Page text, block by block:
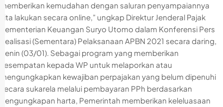
memberikan kemudahan dengan saluran penyampaiannya
kita lakukan secara online,” ungkap Direktur Jenderal Pajak
Kementerian Keuangan Suryo Utomo dalam Konferensi Pers
Realisasi (Sementara) Pelaksanaan APBN 2021 secara daring,
Senin (03/01). Sebagai program yang memberikan
kesempatan kepada WP untuk melaporkan atau
mengungkapkan kewajiban perpajakan yang belum dipenuhi
secara sukarela melalui pembayaran PPh berdasarkan
pengungkapan harta, Pemerintah memberikan keleluasaan